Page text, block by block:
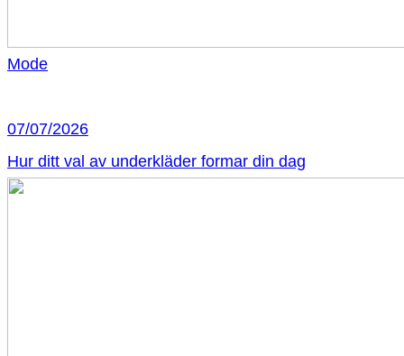
Mode
07/07/2026
Hur ditt val av underkläder formar din dag